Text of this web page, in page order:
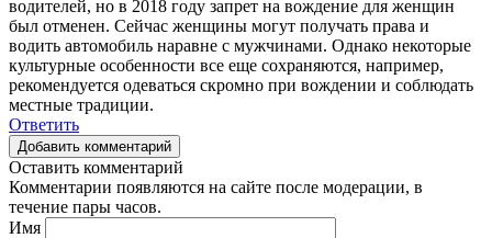
водителей, но в 2018 году запрет на вождение для женщин
был отменен. Сейчас женщины могут получать права и
водить автомобиль наравне с мужчинами. Однако некоторые
культурные особенности все еще сохраняются, например,
рекомендуется одеваться скромно при вождении и соблюдать
местные традиции.
Ответить
Добавить комментарий
Оставить комментарий
Комментарии появляются на сайте после модерации, в
течение пары часов.
Имя